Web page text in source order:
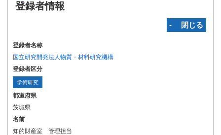
登録者情報
‐ 閉じる
登録者名称
国立研究開発法人物質・材料研究機構
登録者区分
学術研究
都道府県
茨城県
名前
知的財産室 管理担当